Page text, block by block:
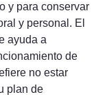
y para conservar
y personal. El
ayuda a
de
no estar
plan de